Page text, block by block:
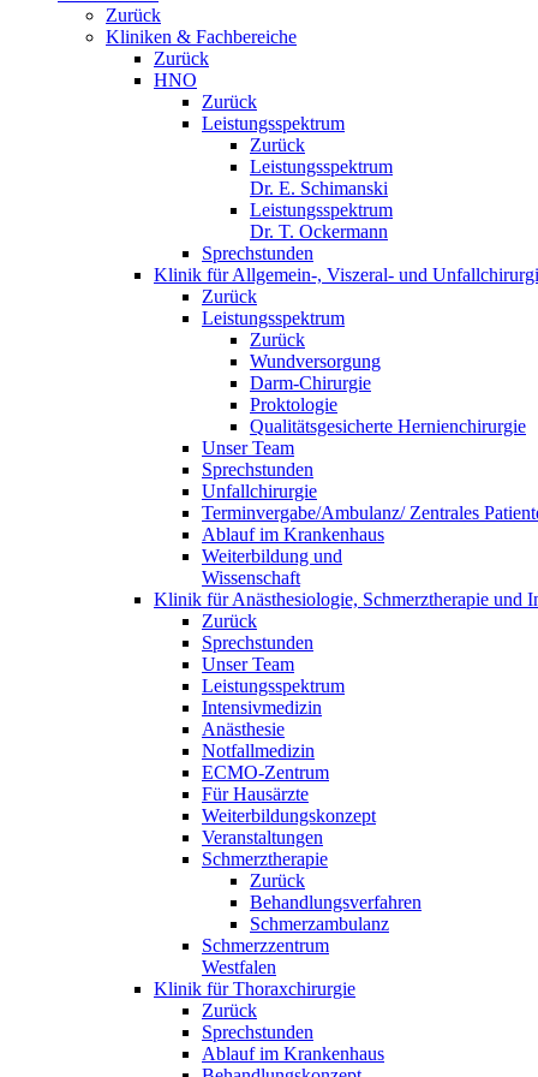
Zurück
Kliniken & Fachbereiche
Zurück
HNO
Zurück
Leistungsspektrum
Zurück
Leistungsspektrum
Dr. E. Schimanski
Leistungsspektrum
Dr. T. Ockermann
Sprechstunden
Klinik für Allgemein-, Viszeral- und
Zurück
Leistungsspektrum
Zurück
Wundversorgung
Darm-Chirurgie
Proktologie
Qualitätsgesicherte Hernienchirurgie
Unser Team
Sprechstunden
Unfallchirurgie
Terminvergabe/Ambulanz/ Zentrales
Ablauf im Krankenhaus
Weiterbildung und
Wissenschaft
Klinik für Anästhesiologie, Schmerztherapie und
Zurück
Sprechstunden
Unser Team
Leistungsspektrum
Intensivmedizin
Anästhesie
Notfallmedizin
ECMO-Zentrum
Für Hausärzte
Weiterbildungskonzept
Veranstaltungen
Schmerztherapie
Zurück
Behandlungsverfahren
Schmerzambulanz
Schmerzzentrum
Westfalen
Klinik für Thoraxchirurgie
Zurück
Sprechstunden
Ablauf im Krankenhaus